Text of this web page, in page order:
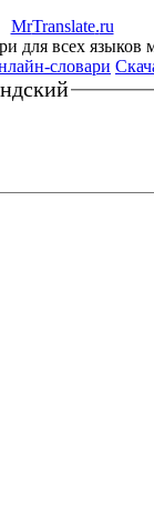
MrTranslate.ru
для всех языков
словари